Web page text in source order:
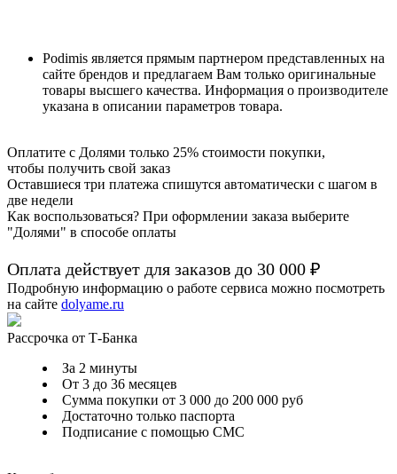
Podimis является прямым партнером представленных на
сайте брендов и предлагаем Вам только оригинальные
товары высшего качества. Информация о производителе
указана в описании параметров товара.
Оплатите с Долями только 25% стоимости покупки,
чтобы получить свой заказ
Оставшиеся три платежа спишутся автоматически с шагом в
две недели
Как воспользоваться? При оформлении заказа выберите
"Долями" в способе оплаты
Оплата действует для заказов до 30 000 ₽
Подробную информацию о работе сервиса можно посмотреть
на сайте dolyame.ru
Рассрочка от Т-Банка
За 2 минуты
От 3 до 36 месяцев
Сумма покупки от 3 000 до 200 000 руб
Достаточно только паспорта
Подписание с помощью СМС